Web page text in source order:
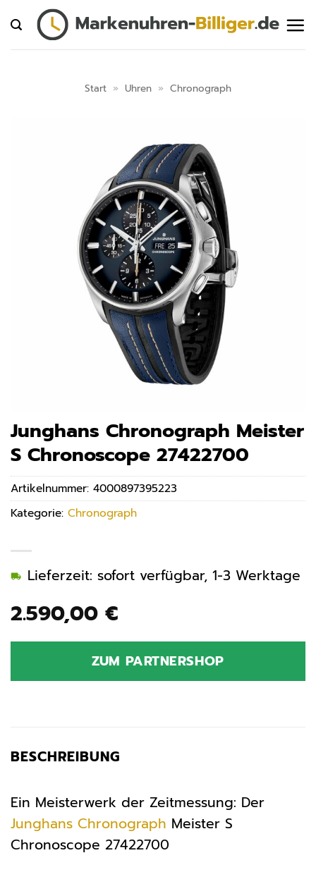
Inhalt
springen
Start » Uhren » Chronograph
Junghans Chronograph Meister
S Chronoscope 27422700
2.590,00 €
Lieferzeit: sofort verfügbar, 1-3 Werktage
ZUM PARTNERSHOP
Artikelnummer: 4000897395223
Kategorie: Chronograph
BESCHREIBUNG
Ein Meisterwerk der Zeitmessung: Der
Junghans Chronograph Meister S
Chronoscope 27422700